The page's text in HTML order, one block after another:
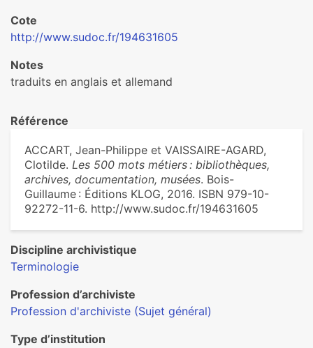
Cote
http://www.sudoc.fr/194631605
Notes
traduits en anglais et allemand
Référence
ACCART, Jean-Philippe et VAISSAIRE-AGARD,
Clotilde. Les 500 mots métiers : bibliothèques,
archives, documentation, musées. Bois-
Guillaume : Éditions KLOG, 2016. ISBN 979-10-
92272-11-6. http://www.sudoc.fr/194631605
Discipline archivistique
Terminologie
Profession d’archiviste
Profession d'archiviste (Sujet général)
Type d’institution